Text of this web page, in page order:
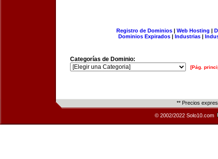
Registro de Dominios| Web Hosting |
Dominios Expirados | Industrias |
Categorías de Dominio:
[Pág.
** Precios
© 2002/2022 Solo10.com